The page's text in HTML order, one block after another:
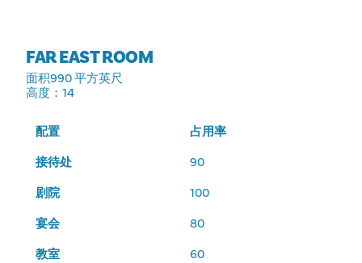
FAR EAST ROOM
面积990 平方英尺
高度 ：14
配置 占用率
接待处 90
剧院 100
宴会 80
教室 60